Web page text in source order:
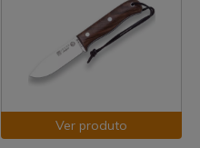
Ver produto